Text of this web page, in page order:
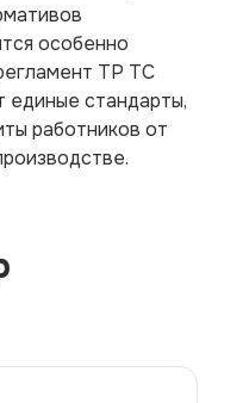
особенно
ТР ТС
единые стандарты,
работников от